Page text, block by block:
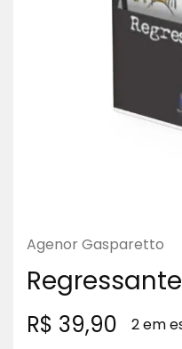
Agenor Gasparetto
R$ 39,90 2 em